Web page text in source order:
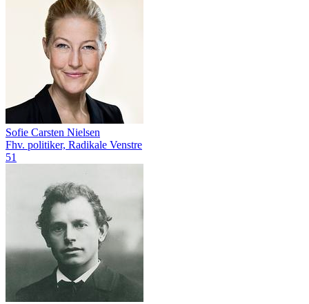
Sofie Carsten Nielsen
Fhv. politiker, Radikale Venstre
51